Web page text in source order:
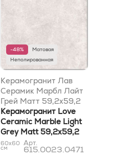
-48%
Матовая
Неполированная
Керамогранит Лав
Серамик Марбл Лайт
Грей Матт 59,2x59,2
Керамогранит Love
Ceramic Marble Light
Grey Matt 59,2x59,2
60x60
см
Арт.
615.0023.0471